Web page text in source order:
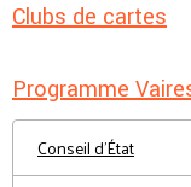
Clubs de cartes
Programme
Conseil d'État